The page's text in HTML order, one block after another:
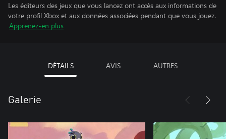
Les éditeurs des jeux que vous lancez ont accès aux informations de
votre profil Xbox et aux données associées pendant que vous jouez.
Apprenez-en plus
DÉTAILS AVIS AUTRES
Galerie